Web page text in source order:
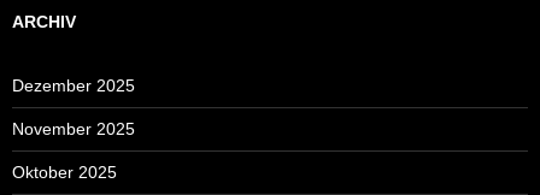
ARCHIV
Dezember 2025
November 2025
Oktober 2025